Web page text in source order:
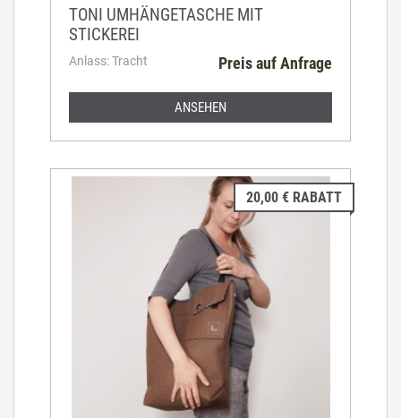
TONI UMHÄNGETASCHE MIT
STICKEREI
Anlass: Tracht Preis auf Anfrage
ANSEHEN
20,00 € RABATT